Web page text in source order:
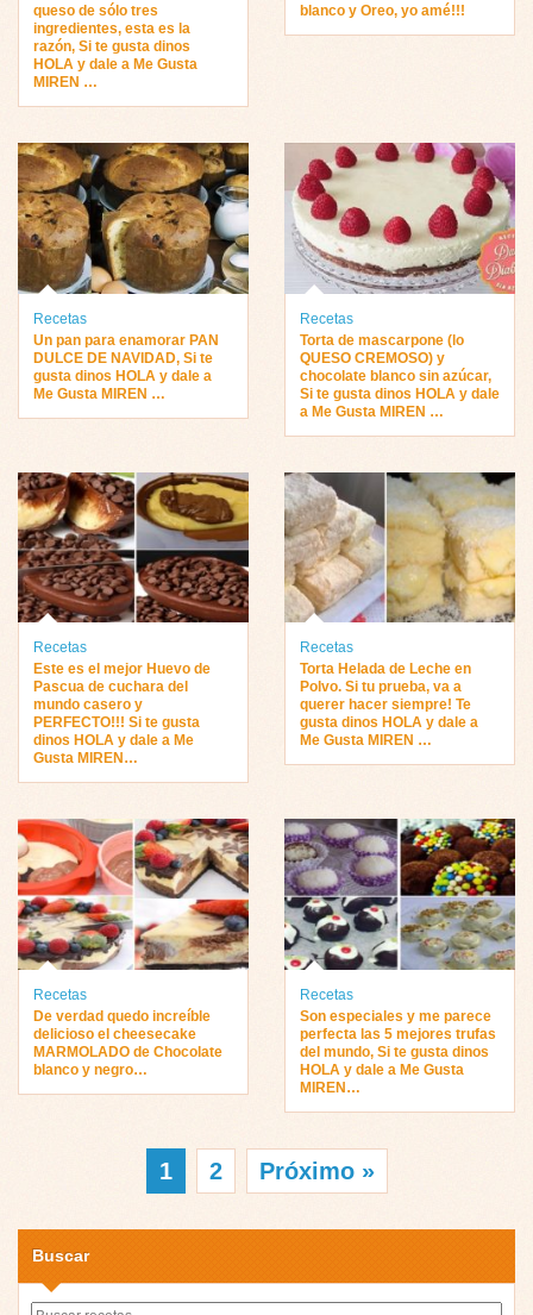
queso de sólo tres
ingredientes, esta es la
razón, Si te gusta dinos
HOLA y dale a Me Gusta
MIREN …
blanco y Oreo, yo amé!!!
Recetas
Un pan para enamorar PAN
DULCE DE NAVIDAD, Si te
gusta dinos HOLA y dale a
Me Gusta MIREN …
Recetas
Torta de mascarpone (lo
QUESO CREMOSO) y
chocolate blanco sin azúcar,
Si te gusta dinos HOLA y dale
a Me Gusta MIREN …
Recetas
Este es el mejor Huevo de
Pascua de cuchara del
mundo casero y
PERFECTO!!! Si te gusta
dinos HOLA y dale a Me
Gusta MIREN…
Recetas
Torta Helada de Leche en
Polvo. Si tu prueba, va a
querer hacer siempre! Te
gusta dinos HOLA y dale a
Me Gusta MIREN …
Recetas
De verdad quedo increíble
delicioso el cheesecake
MARMOLADO de Chocolate
blanco y negro…
Recetas
Son especiales y me parece
perfecta las 5 mejores trufas
del mundo, Si te gusta dinos
HOLA y dale a Me Gusta
MIREN…
1 2 Próximo »
Buscar